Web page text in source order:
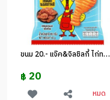
ขนม 20.- แจ๊ค&จิลชิลกี้ ไก่ทอดซอสเกาหลี
฿ 20
หมด